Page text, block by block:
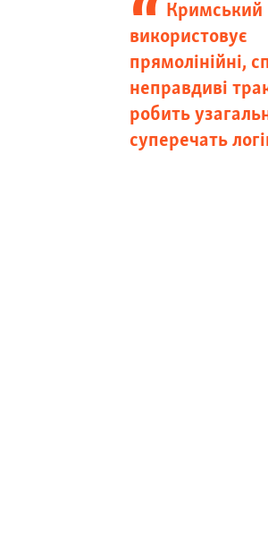
Кримський
використовує
прямолінійні,
неправдиві
робить
суперечать